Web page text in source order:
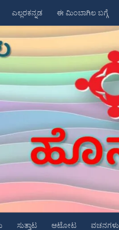
ಎಲ್ಲರಕನ್ನಡ ಈ ಮಿಂಬಾಗಿಲ ಬಗ್ಗೆ
ಸುತ್ತಾಟ ಆಟೋಟ ವಚನಗಳು